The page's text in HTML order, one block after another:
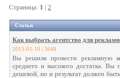
Страница: 1 | 2
Статьи
Как выбрать агентство для
2013-01-10 | 3648
Вы решили провести рекламную
среднего и высокого достатка.
дешевой, но и результат должен